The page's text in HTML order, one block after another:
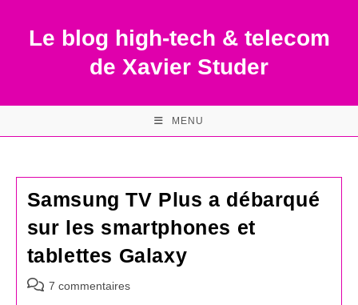
contentLe blog high-tech & telecom
de Xavier Studer
MENU
Samsung TV Plus a débarqué
sur les smartphones et
tablettes Galaxy
Commentaires
7 commentaires